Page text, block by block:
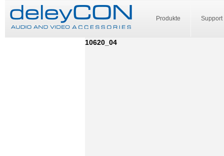
Produkte Support
10620_04